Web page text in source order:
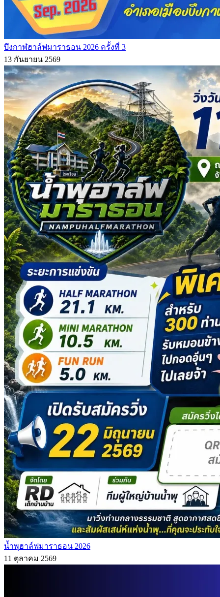
บึงกาฬฮาล์ฟมาราธอน 2026 ครั้งที่ 3
13 กันยายน 2569
น้ำพุฮาล์ฟมาราธอน 2026
11 ตุลาคม 2569